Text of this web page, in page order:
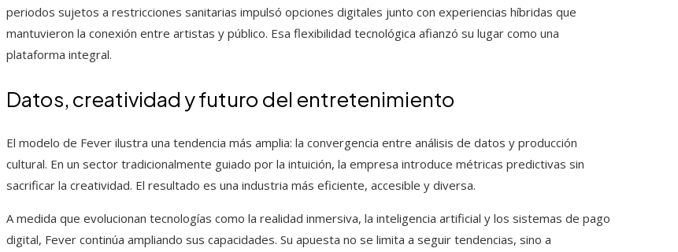
periodos sujetos a restricciones sanitarias impulsó opciones digitales junto con experiencias híbridas que
mantuvieron la conexión entre artistas y público. Esa flexibilidad tecnológica afianzó su lugar como una
plataforma integral.
Datos, creatividad y futuro del entretenimiento
El modelo de Fever ilustra una tendencia más amplia: la convergencia entre análisis de datos y producción
cultural. En un sector tradicionalmente guiado por la intuición, la empresa introduce métricas predictivas sin
sacrificar la creatividad. El resultado es una industria más eficiente, accesible y diversa.
A medida que evolucionan tecnologías como la realidad inmersiva, la inteligencia artificial y los sistemas de pago
digital, Fever continúa ampliando sus capacidades. Su apuesta no se limita a seguir tendencias, sino a